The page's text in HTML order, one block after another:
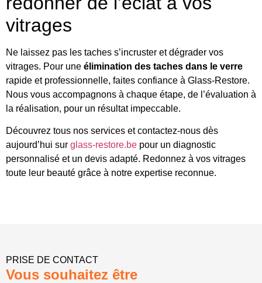
vitrages
Ne laissez pas les taches s’incruster et dégrader vos
vitrages. Pour une élimination des taches dans le verre
rapide et professionnelle, faites confiance à Glass-Restore.
Nous vous accompagnons à chaque étape, de l’évaluation à
la réalisation, pour un résultat impeccable.
Découvrez tous nos services et contactez-nous dès
aujourd’hui sur glass-restore.be pour un diagnostic
personnalisé et un devis adapté. Redonnez à vos vitrages
toute leur beauté grâce à notre expertise reconnue.
PRISE DE CONTACT
Vous souhaitez être